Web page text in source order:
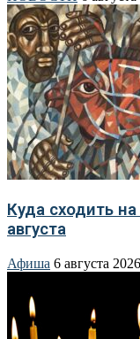
Куда сходить
августа
Афиша 6 августа 2026